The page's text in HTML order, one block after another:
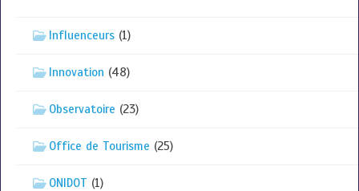
Influenceurs (1)
Innovation (48)
Observatoire (23)
Office de Tourisme (25)
ONIDOT (1)